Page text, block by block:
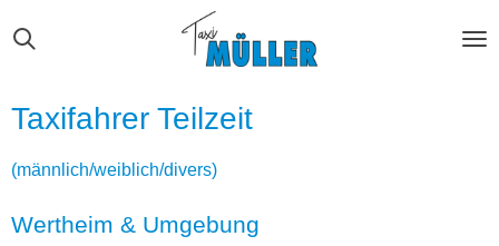
Zum
Hauptinhalt
Taxifahrer Teilzeit
(männlich/weiblich/divers)
Wertheim & Umgebung